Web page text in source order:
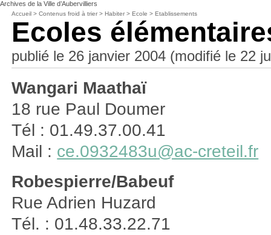
Archives de la Ville d’Aubervilliers
Accueil >Contenus froid à trier >Habiter >Ecole >Etablissements
Ecoles
publié le 26 janvier 2004 (modifié le 22
Wangari Maathaï
18 rue Paul Doumer
Tél : 01.49.37.00.41
Mail : ce.0932483u@ac-creteil.fr
Robespierre/Babeuf
Rue Adrien Huzard
Tél. : 01.48.33.22.71